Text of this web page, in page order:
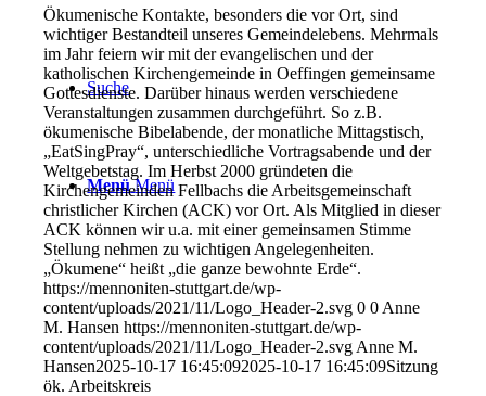
Suche
Menü Menü
Ökumenische Kontakte, besonders die vor Ort, sind
wichtiger Bestandteil unseres Gemeindelebens. Mehrmals
im Jahr feiern wir mit der evangelischen und der
katholischen Kirchengemeinde in Oeffingen gemeinsame
Gottesdienste. Darüber hinaus werden verschiedene
Veranstaltungen zusammen durchgeführt. So z.B.
ökumenische Bibelabende, der monatliche Mittagstisch,
„EatSingPray“, unterschiedliche Vortragsabende und der
Weltgebetstag. Im Herbst 2000 gründeten die
Kirchengemeinden Fellbachs die Arbeitsgemeinschaft
christlicher Kirchen (ACK) vor Ort. Als Mitglied in dieser
ACK können wir u.a. mit einer gemeinsamen Stimme
Stellung nehmen zu wichtigen Angelegenheiten.
„Ökumene“ heißt „die ganze bewohnte Erde“.
https://mennoniten-stuttgart.de/wp-
content/uploads/2021/11/Logo_Header-2.svg 0 0 Anne
M. Hansen https://mennoniten-stuttgart.de/wp-
content/uploads/2021/11/Logo_Header-2.svg Anne M.
Hansen2025-10-17 16:45:092025-10-17 16:45:09Sitzung
ök. Arbeitskreis